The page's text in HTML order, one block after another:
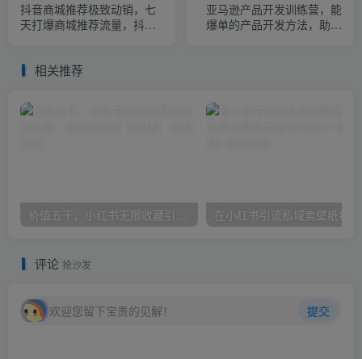
抖音商城推荐极致动销，七
天打爆商城推荐流量，抖音
亚马逊产品开发训练营，能
爆单的产品开发方法，助你
相关推荐
价值五千，小红书无限收藏引流创业粉，附采集协议【揭秘】
评论 抢沙发
欢迎您留下宝贵的见解！ 提交